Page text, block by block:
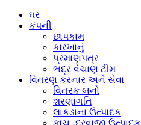
ઘર
કંપની
છાપકામ
કારખાનું
પ્રમાણપત્ર
ભદ્ર ​​વેચાણ ટીમ
વિતરણ કરનાર અને સેવા
વિતરક બનો
શરણાગતિ
લાકડાના ઉત્પાદક
કાચ -દરવાજા ઉત્પાદક